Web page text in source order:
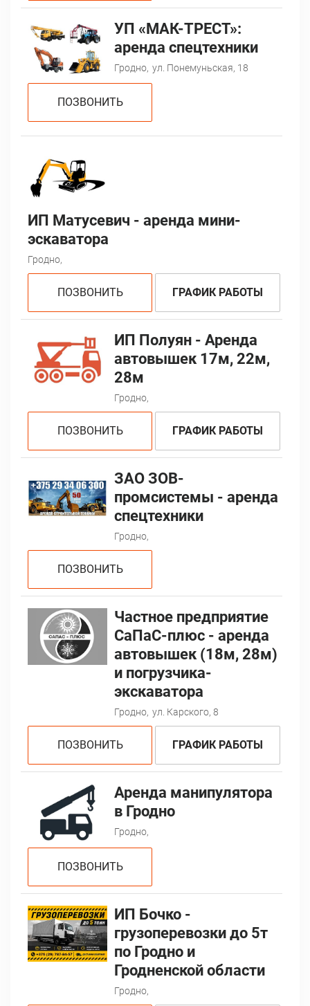
УП «МАК-ТРЕСТ»:
аренда спецтехники
Гродно, ул. Понемуньская, 18
ПОЗВОНИТЬ
ИП Матусевич - аренда мини-
эскаватора
Гродно,
ПОЗВОНИТЬ ГРАФИК РАБОТЫ
ИП Полуян - Аренда
автовышек 17м, 22м,
28м
Гродно,
ПОЗВОНИТЬ ГРАФИК РАБОТЫ
ЗАО ЗОВ-
промсистемы - аренда
спецтехники
Гродно,
ПОЗВОНИТЬ
Частное предприятие
СаПаС-плюс - аренда
автовышек (18м, 28м)
и погрузчика-
экскаватора
Гродно, ул. Карского, 8
ПОЗВОНИТЬ ГРАФИК РАБОТЫ
Аренда манипулятора
в Гродно
Гродно,
ПОЗВОНИТЬ
ИП Бочко -
грузоперевозки до 5т
по Гродно и
Гродненской области
Гродно,